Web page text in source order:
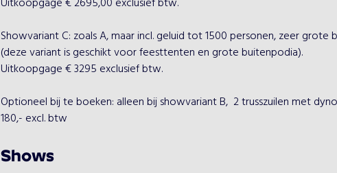
Showvariant C: zoals A, maar incl. geluid tot 1500 personen, zeer
(deze variant is geschikt voor feesttenten en grote buitenpodia).
Uitkoopgage € 3295 exclusief btw.
Optioneel bij te boeken: alleen bij showvariant B,  2 trusszuilen met
180,- excl. btw
Shows